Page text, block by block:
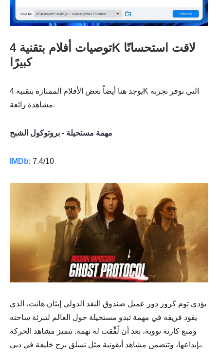
توصيات أفلام بتقنية 4K لاقت استحسانًا
كبيرًا
يوجد هنا أيضاً بعض الأفلام الممتازة بتقنية 4K التي توفر تجربة
مشاهدة رائعة.
مهمة مستحيلة - بروتوكول الشبح
IMDb: 7.4/10
يؤدي توم كروز دور عميل صندوق النقد الدولي إيثان هانت، الذي
يقود فريقه في مهمة تبدو مستحيلة حول العالم لتبرئة ساحته
ومنع كارثة نووية، بعد أن لُفِّقت له تهمة. تتميز مشاهد الحركة
بإبداعها، وتتضمن مشاهد أيقونية مثل تسلق برج خليفة في دبي.